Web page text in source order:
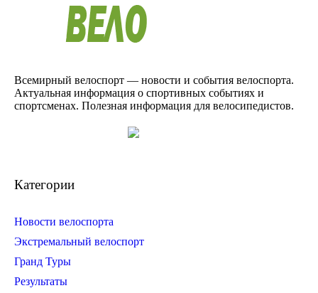
Всемирный велоспорт — новости и события велоспорта.
Актуальная информация о спортивных событиях и
спортсменах. Полезная информация для велосипедистов.
Категории
Новости велоспорта
Экстремальный велоспорт
Гранд Туры
Результаты